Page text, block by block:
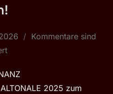
Kommentare sind
2025 zum